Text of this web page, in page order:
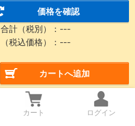
価格を確認
合計（税別）： ---
（税込価格）： ---
カートへ追加
カート ログイン